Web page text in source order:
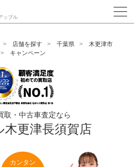
ームの為のCVボタン*/
ップル
店舗を探す 千葉県
木更津市
キャンペーン
取・中古車査定なら
木更津長須賀店
カンタン